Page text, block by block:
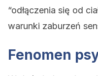
“odłączenia się od
warunki zaburzeń
Fenomen